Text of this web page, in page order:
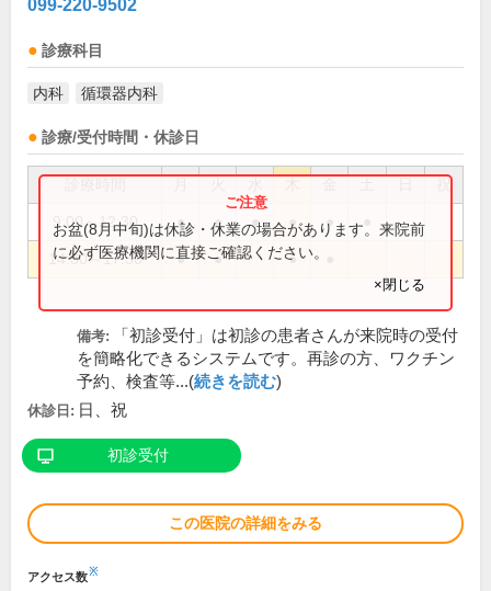
099-220-9502
診療科目
内科 循環器内科
診療/受付時間・休診日
祝
9:00～12:30 ● ● ● ● ●
14:30～17:30 ● ● ●
お盆(8月中旬)は休診・休業の場合があります。来院前
に必ず医療機関に直接ご確認ください。
×閉じる
備考:
「初診受付」は初診の患者さんが来院時の受付
を簡略化できるシステムです。再診の方、ワクチン
予約、検査等...(続きを読む)
休診日: 日、祝
初診受付
この医院の詳細をみる
アクセス数※